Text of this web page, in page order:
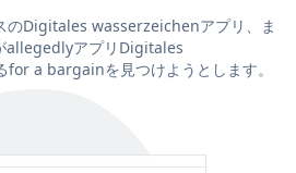
のDigitales wasserzeichenアプリ、ま
allegedlyアプリDigitales
a bargainを見つけようとします。